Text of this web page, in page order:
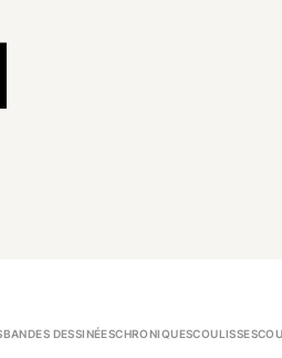
BANDES DESSINÉESCHRONIQUESCOULISSES